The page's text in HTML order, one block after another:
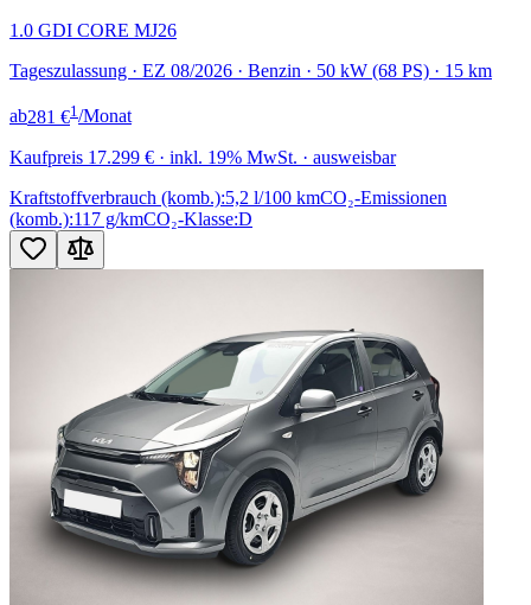
1.0 GDI CORE MJ26
Tageszulassung · EZ 08/2026 · Benzin · 50 kW (68 PS) · 15 km
ab281 €1 /Monat
Kaufpreis 17.299 € · inkl. 19% MwSt. · ausweisbar
Kraftstoffverbrauch (komb.):5,2 l/100 kmCO₂-Emissionen
(komb.):117 g/kmCO₂-Klasse:D